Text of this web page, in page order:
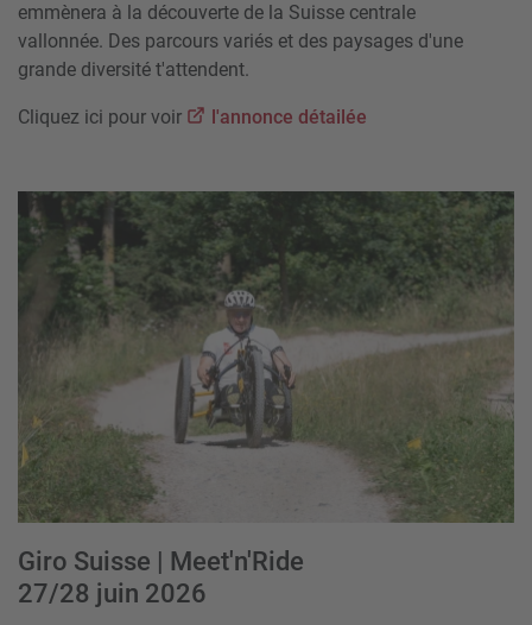
emmènera à la découverte de la Suisse centrale
vallonnée. Des parcours variés et des paysages d'une
grande diversité t'attendent.
Cliquez ici pour voir l'annonce détailée
Giro Suisse | Meet'n'Ride
27/28 juin 2026